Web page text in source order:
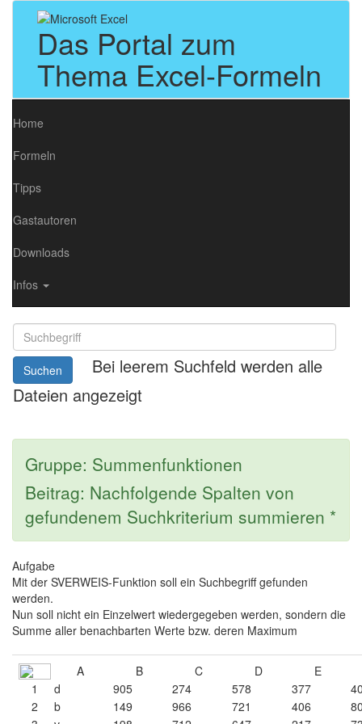
Das Portal zum
Thema Excel-Formeln
Home
Formeln
Tipps
Gastautoren
Downloads
Infos
Suchen
Bei leerem Suchfeld werden alle
Dateien angezeigt
Gruppe: Summenfunktionen
Beitrag: Nachfolgende Spalten von
gefundenem Suchkriterium summieren *
Aufgabe
Mit der SVERWEIS-Funktion soll ein Suchbegriff gefunden
werden.
Nun soll nicht ein Einzelwert wiedergegeben werden, sondern die
Summe aller benachbarten Werte bzw. deren Maximum
A B C D E
1
d 905 274 578 377
2
b 149 966 721 406